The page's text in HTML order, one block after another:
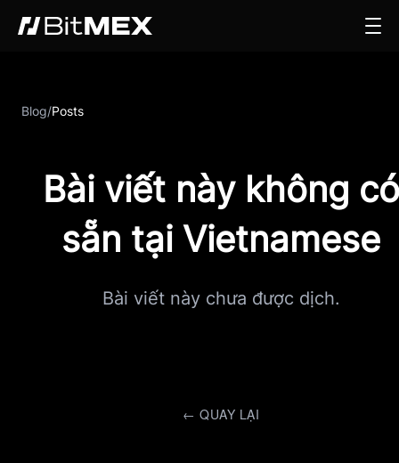
Blog/Posts
Bài viết này không có
sẵn tại Vietnamese
Bài viết này chưa được dịch.
← QUAY LẠI